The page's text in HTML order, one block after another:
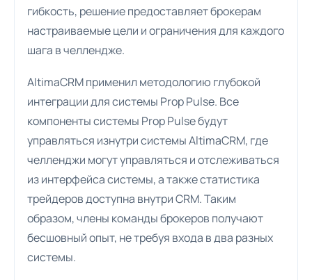
гибкость, решение предоставляет брокерам
настраиваемые цели и ограничения для каждого
шага в челлендже.
AltimaCRM применил методологию глубокой
интеграции для системы Prop Pulse. Все
компоненты системы Prop Pulse будут
управляться изнутри системы AltimaCRM, где
челленджи могут управляться и отслеживаться
из интерфейса системы, а также статистика
трейдеров доступна внутри CRM. Таким
образом, члены команды брокеров получают
бесшовный опыт, не требуя входа в два разных
системы.